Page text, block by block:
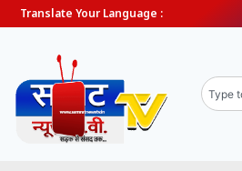
Translate Your Language :